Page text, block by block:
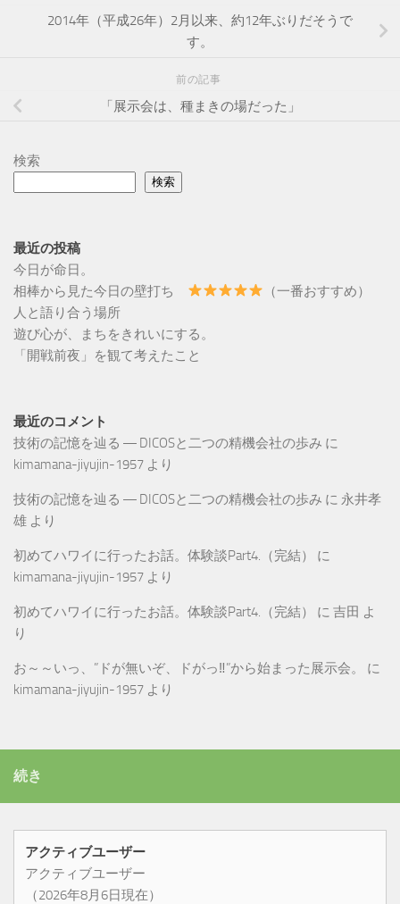
2014年（平成26年）2月以来、約12年ぶりだそうで
す。
前の記事
「展示会は、種まきの場だった」
検索
検索
最近の投稿
今日が命日。
相棒から見た今日の壁打ち
（一番おすすめ）
人と語り合う場所
遊び心が、まちをきれいにする。
「開戦前夜」を観て考えたこと
最近のコメント
技術の記憶を辿る ― DICOSと二つの精機会社の歩み に
kimamana-jiyujin-1957 より
技術の記憶を辿る ― DICOSと二つの精機会社の歩み に 永井孝
雄 より
初めてハワイに行ったお話。体験談Part4.（完結）
に
kimamana-jiyujin-1957 より
初めてハワイに行ったお話。体験談Part4.（完結） に 吉田 よ
り
お～～いっ、”ドが無いぞ、ドがっ‼”から始まった展示会。
に
kimamana-jiyujin-1957 より
続き
アクティブユーザー
アクティブユーザー
（2026年8月6日現在）